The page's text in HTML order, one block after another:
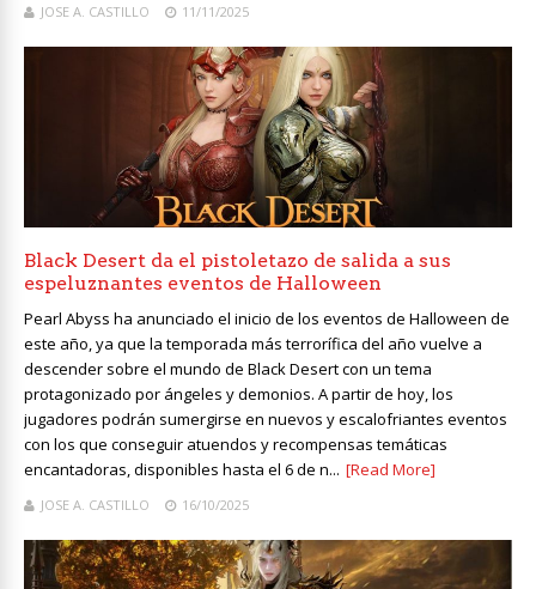
JOSE A. CASTILLO 11/11/2025
Black Desert da el pistoletazo de salida a sus
espeluznantes eventos de Halloween
Pearl Abyss ha anunciado el inicio de los eventos de Halloween de
este año, ya que la temporada más terrorífica del año vuelve a
descender sobre el mundo de Black Desert con un tema
protagonizado por ángeles y demonios. A partir de hoy, los
jugadores podrán sumergirse en nuevos y escalofriantes eventos
con los que conseguir atuendos y recompensas temáticas
encantadoras, disponibles hasta el 6 de n... [Read More]
JOSE A. CASTILLO 16/10/2025